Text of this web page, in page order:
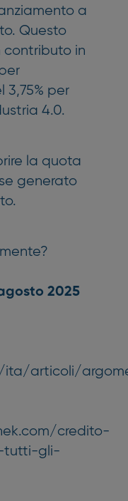
a
Questo
contributo in
3,75% per
4.0.
la quota
generato
2025
ita/articoli/
credito-
tutti-gli-